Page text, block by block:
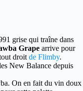
grise qui traîne dans
Grape arrive pour
droit de Flimby.
New Balance depuis
On en fait du vin doux